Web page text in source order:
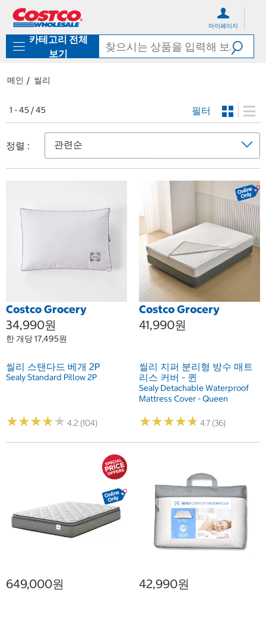
로
기
가
마이페이지
카테고리 전체
보기
메인 씰리
1 - 45 / 45 필터
정렬 :
Costco Grocery
34,990원
한 개당 17,495원
씰리 스탠다드 베개 2P
Sealy Standard Pillow 2P
★★★★★
★★★★★ 4.2 (104)
Costco Grocery
41,990원
씰리 지퍼 분리형 방수 매트
리스 커버 - 퀸
Sealy Detachable Waterproof
Mattress Cover - Queen
★★★★★
★★★★★ 4.7 (36)
649,000원 42,990원